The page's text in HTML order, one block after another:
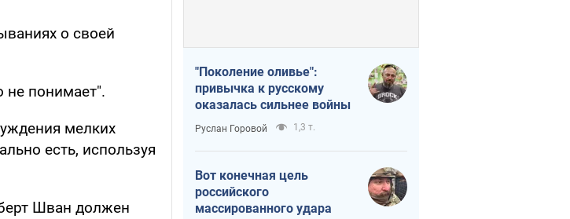
о своей
не понимает".
мелких
есть, используя
Шван должен
"Поколение оливье":
привычка к русскому
оказалась сильнее войны
Руслан Горовой 1,3 т.
Вот конечная цель
российского
массированного удара